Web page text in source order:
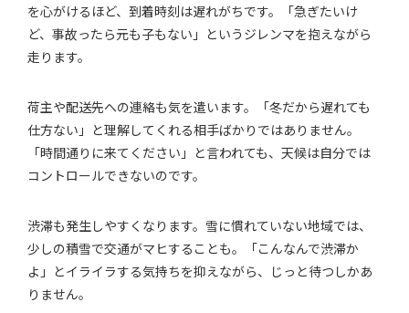
を心がけるほど、到着時刻は遅れがちです。「急ぎたいけ
ど、事故ったら元も子もない」というジレンマを抱えながら
走ります。
荷主や配送先への連絡も気を遣います。「冬だから遅れても
仕方ない」と理解してくれる相手ばかりではありません。
「時間通りに来てください」と言われても、天候は自分では
コントロールできないのです。
渋滞も発生しやすくなります。雪に慣れていない地域では、
少しの積雪で交通がマヒすることも。「こんなんで渋滞か
よ」とイライラする気持ちを抑えながら、じっと待つしかあ
りません。